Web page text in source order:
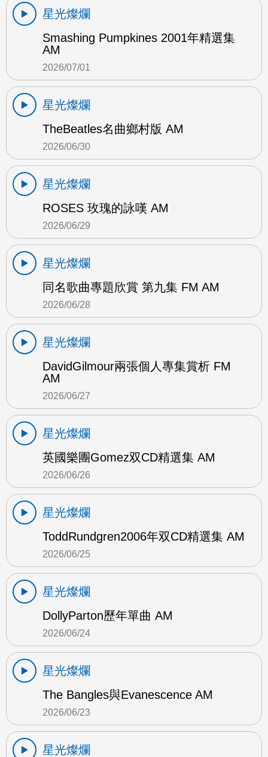
星光燦爛
Smashing Pumpkines 2001年精選集
AM
2026/07/01
星光燦爛
TheBeatles名曲鄉村版 AM
2026/06/30
星光燦爛
ROSES 玫瑰的詠嘆 AM
2026/06/29
星光燦爛
同名歌曲專題欣賞 第九集 FM AM
2026/06/28
星光燦爛
DavidGilmour兩張個人專集賞析 FM
AM
2026/06/27
星光燦爛
英國樂團Gomez双CD精選集 AM
2026/06/26
星光燦爛
ToddRundgren2006年双CD精選集 AM
2026/06/25
星光燦爛
DollyParton歷年單曲 AM
2026/06/24
星光燦爛
The Bangles與Evanescence AM
2026/06/23
星光燦爛